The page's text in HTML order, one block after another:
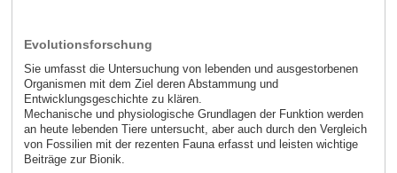
Evolutionsforschung
Sie umfasst die Untersuchung von lebenden und ausgestorbenen
Organismen mit dem Ziel deren Abstammung und
Entwicklungsgeschichte zu klären.
Mechanische und physiologische Grundlagen der Funktion werden
an heute lebenden Tiere untersucht, aber auch durch den Vergleich
von Fossilien mit der rezenten Fauna erfasst und leisten wichtige
Beiträge zur Bionik.